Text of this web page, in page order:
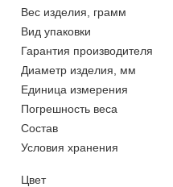
Вес изделия, грамм
Вид упаковки
Гарантия производителя
Диаметр изделия, мм
Единица измерения
Погрешность веса
Состав
Условия хранения
Цвет